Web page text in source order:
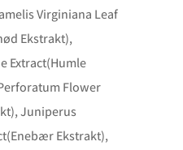
Virginiana Leaf
Ekstrakt),
Extract(Humle
Flower
Juniperus
Ekstrakt),